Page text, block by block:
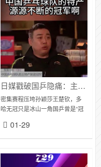
日媒戳破国乒隐痛：主力集体遭伤病围剿，樊振东早发预警却无人听？
密集赛程压垮孙颖莎王楚钦，多
哈无冠只是冰山一角国乒曾是“冠
“球队土特产是冠军”的调侃，彰显
着无可撼动的统治力。但2026年
01-29